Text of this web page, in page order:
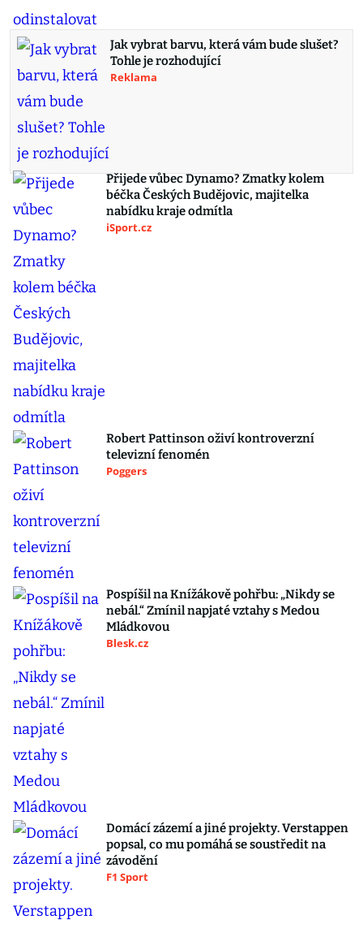
Jak vybrat barvu, která vám bude slušet?
Tohle je rozhodující
Reklama
Přijede vůbec Dynamo? Zmatky kolem
béčka Českých Budějovic, majitelka
nabídku kraje odmítla
iSport.cz
Robert Pattinson oživí kontroverzní
televizní fenomén
Poggers
Pospíšil na Knížákově pohřbu: „Nikdy se
nebál.“ Zmínil napjaté vztahy s Medou
Mládkovou
Blesk.cz
Domácí zázemí a jiné projekty. Verstappen
popsal, co mu pomáhá se soustředit na
závodění
F1 Sport